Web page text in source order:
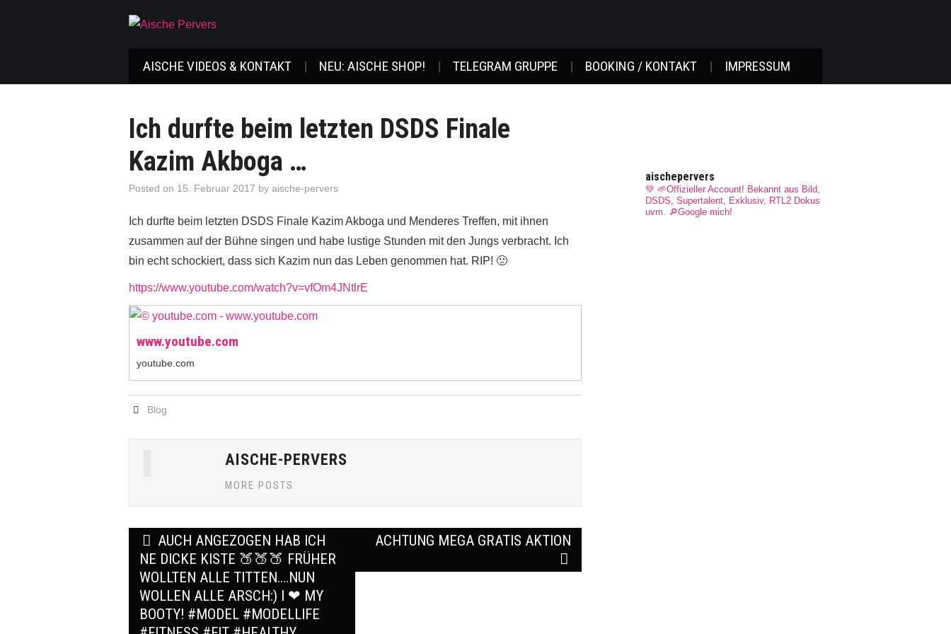
AISCHE VIDEOS & KONTAKT NEU: AISCHE SHOP! TELEGRAM GRUPPE BOOKING / KONTAKT IMPRESSUM
Ich durfte beim letzten DSDS Finale
Kazim Akboga …
Posted on 15. Februar 2017 by aische-pervers
Ich durfte beim letzten DSDS Finale Kazim Akboga und Menderes Treffen, mit ihnen
zusammen auf der Bühne singen und habe lustige Stunden mit den Jungs verbracht. Ich
bin echt schockiert, dass sich Kazim nun das Leben genommen hat. RIP! 🙁
https://www.youtube.com/watch?v=vfOm4JNtlrE
www.youtube.com
youtube.com
Blog
AISCHE-PERVERS
MORE POSTS
Post
navigation
AUCH ANGEZOGEN HAB ICH
NE DICKE KISTE 🍑🍑🍑 FRÜHER
WOLLTEN ALLE TITTEN….NUN
WOLLEN ALLE ARSCH:) I ❤ MY
BOOTY! #MODEL #MODELLIFE
ACHTUNG MEGA GRATIS AKTION
aischepervers
💚 🌱Offizieller Account! Bekannt aus Bild,
DSDS, Supertalent, Exklusiv, RTL2 Dokus
uvm. 🔎Google mich!